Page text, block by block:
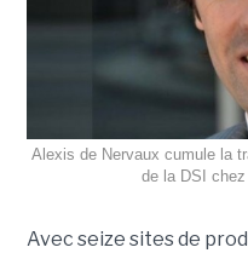
Alexis de Nervaux cumule la
de la DSI
Avec seize sites de